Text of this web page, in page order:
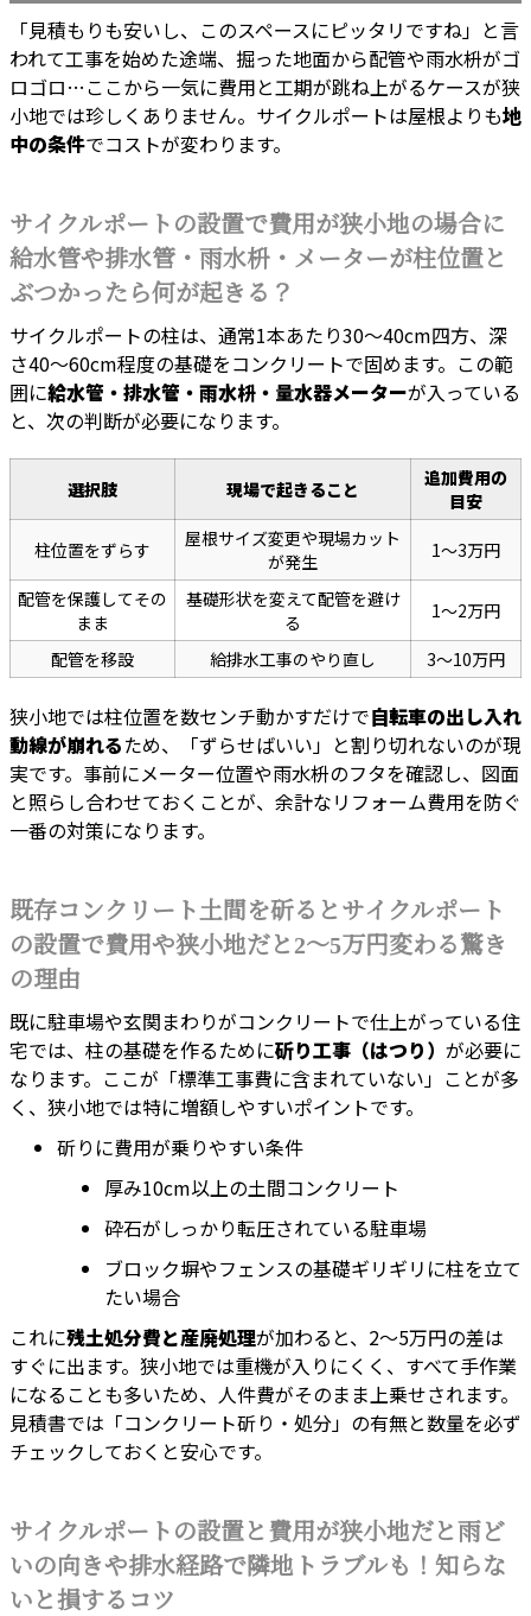
「見積もりも安いし、このスペースにピッタリですね」と言
われて工事を始めた途端、掘った地面から配管や雨水枡がゴ
ロゴロ…ここから一気に費用と工期が跳ね上がるケースが狭
小地では珍しくありません。サイクルポートは屋根よりも地
中の条件でコストが変わります。
サイクルポートの設置で費用が狭小地の場合に
給水管や排水管・雨水枡・メーターが柱位置と
ぶつかったら何が起きる？
サイクルポートの柱は、通常1本あたり30〜40cm四方、深
さ40〜60cm程度の基礎をコンクリートで固めます。この範
囲に給水管・排水管・雨水枡・量水器メーターが入っている
と、次の判断が必要になります。
選択肢 現場で起きること
追加費用の
目安
柱位置をずらす
屋根サイズ変更や現場カット
が発生
1〜3万円
配管を保護してその
まま
基礎形状を変えて配管を避け
る
1〜2万円
配管を移設 給排水工事のやり直し 3〜10万円
狭小地では柱位置を数センチ動かすだけで自転車の出し入れ
動線が崩れるため、「ずらせばいい」と割り切れないのが現
実です。事前にメーター位置や雨水枡のフタを確認し、図面
と照らし合わせておくことが、余計なリフォーム費用を防ぐ
一番の対策になります。
既存コンクリート土間を斫るとサイクルポート
の設置で費用や狭小地だと2〜5万円変わる驚き
の理由
既に駐車場や玄関まわりがコンクリートで仕上がっている住
宅では、柱の基礎を作るために斫り工事（はつり） が必要に
なります。ここが「標準工事費に含まれていない」ことが多
く、狭小地では特に増額しやすいポイントです。
斫りに費用が乗りやすい条件
厚み10cm以上の土間コンクリート
砕石がしっかり転圧されている駐車場
ブロック塀やフェンスの基礎ギリギリに柱を立て
たい場合
これに残土処分費と産廃処理が加わると、2〜5万円の差は
すぐに出ます。狭小地では重機が入りにくく、すべて手作業
になることも多いため、人件費がそのまま上乗せされます。
見積書では「コンクリート斫り・処分」の有無と数量を必ず
チェックしておくと安心です。
サイクルポートの設置と費用が狭小地だと雨ど
いの向きや排水経路で隣地トラブルも！知らな
いと損するコツ